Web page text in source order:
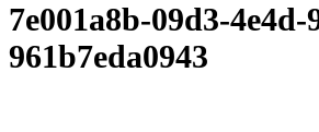
7e001a8b-09d3-4e4d-
961b7eda0943